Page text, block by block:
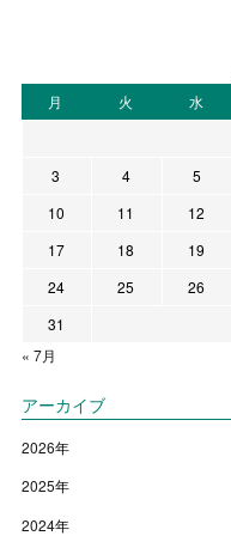
月
火 水
« 7月
3
4 5
10
11 12
17
18 19
24
25 26
31
アーカイブ
2026年
2025年
2024年